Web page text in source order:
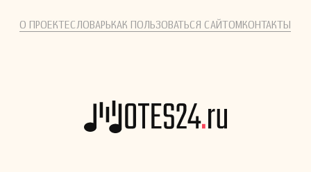
О ПРОЕКТЕСЛОВАРЬКАК ПОЛЬЗОВАТЬСЯ САЙТОМКОНТАКТЫ